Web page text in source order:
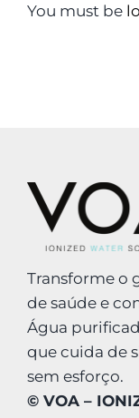
You must be
Transforme o
de saúde e
Água
que cuida de
sem esforço.
© VOA –